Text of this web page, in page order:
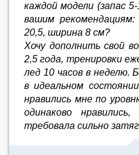
каждой модели (запас
вашим
20,5, ширина 8 см?
Хочу дополнить свой
2,5 года, тренировки
лед 10 часов в неделю.
в идеальном
нравились мне по
одинаково
требовала сильно